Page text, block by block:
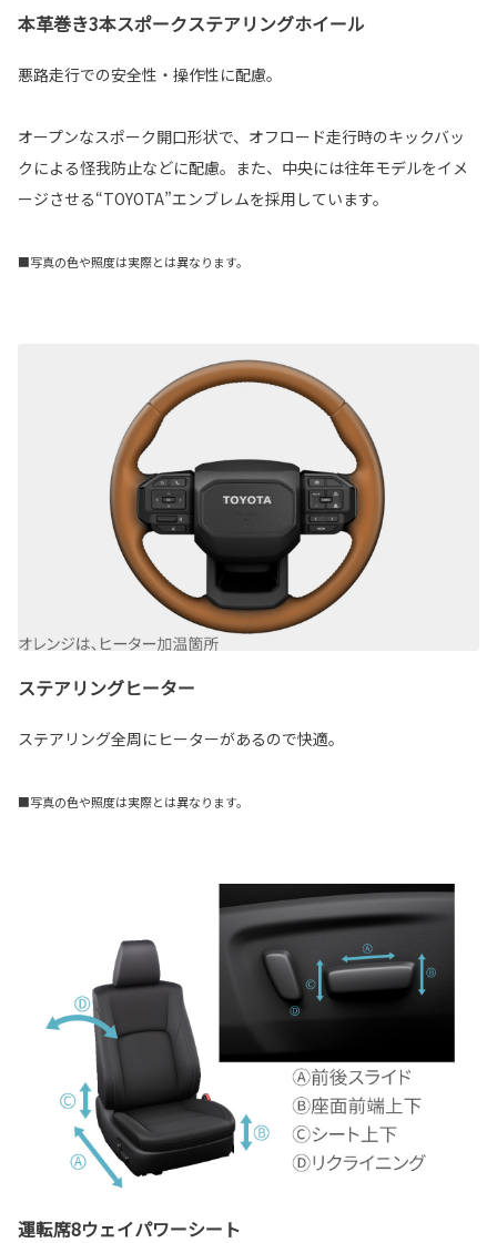
本革巻き3本スポークステアリングホイール
悪路走行での安全性・操作性に配慮。
オープンなスポーク開口形状で、オフロード走行時のキックバッ
クによる怪我防止などに配慮。また、中央には往年モデルをイメ
ージさせる“TOYOTA”エンブレムを採用しています。
■写真の色や照度は実際とは異なります。
ステアリングヒーター
ステアリング全周にヒーターがあるので快適。
■写真の色や照度は実際とは異なります。
運転席8ウェイパワーシート